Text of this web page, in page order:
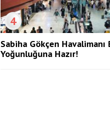
4
Sabiha Gökçen Havalimanı
Yoğunluğuna Hazır!